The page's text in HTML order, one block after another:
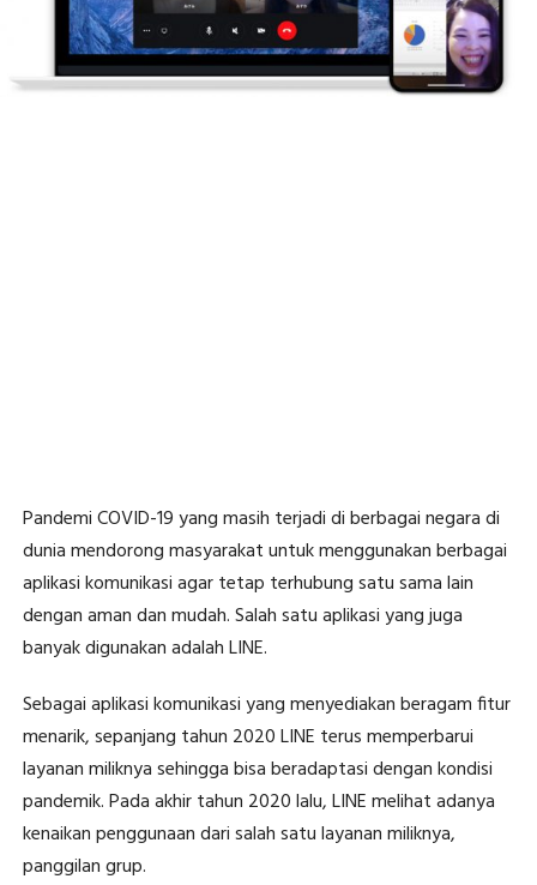
Pandemi COVID-19 yang masih terjadi di berbagai negara di
dunia mendorong masyarakat untuk menggunakan berbagai
aplikasi komunikasi agar tetap terhubung satu sama lain
dengan aman dan mudah. Salah satu aplikasi yang juga
banyak digunakan adalah LINE.
Sebagai aplikasi komunikasi yang menyediakan beragam fitur
menarik, sepanjang tahun 2020 LINE terus memperbarui
layanan miliknya sehingga bisa beradaptasi dengan kondisi
pandemik. Pada akhir tahun 2020 lalu, LINE melihat adanya
kenaikan penggunaan dari salah satu layanan miliknya,
panggilan grup.